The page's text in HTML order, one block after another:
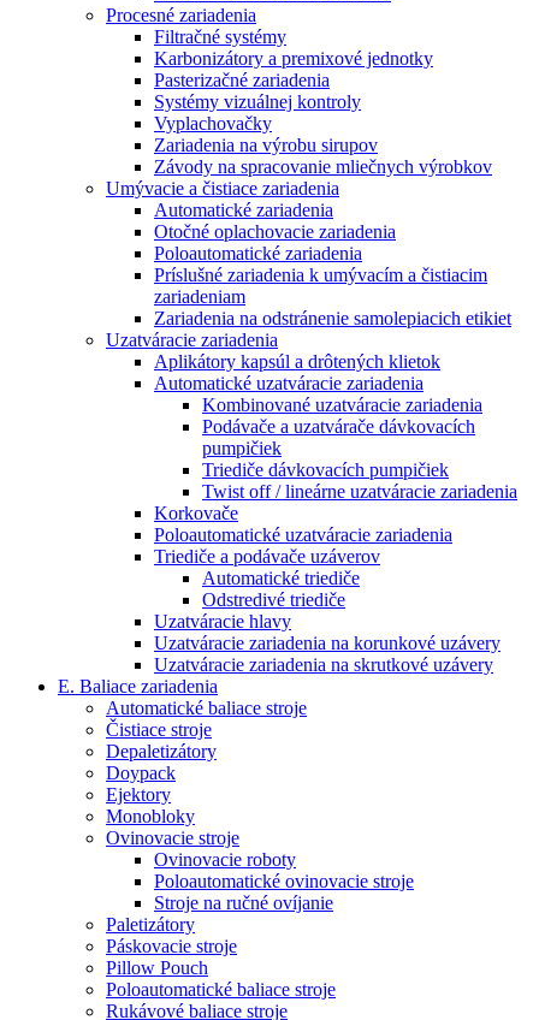
Procesné zariadenia
Filtračné systémy
Karbonizátory a premixové jednotky
Pasterizačné zariadenia
Systémy vizuálnej kontroly
Vyplachovačky
Zariadenia na výrobu sirupov
Závody na spracovanie mliečnych výrobkov
Umývacie a čistiace zariadenia
Automatické zariadenia
Otočné oplachovacie zariadenia
Poloautomatické zariadenia
Príslušné zariadenia k umývacím a čistiacim
zariadeniam
Zariadenia na odstránenie samolepiacich etikiet
Uzatváracie zariadenia
Aplikátory kapsúl a drôtených klietok
Automatické uzatváracie zariadenia
Kombinované uzatváracie zariadenia
Podávače a uzatvárače dávkovacích
pumpičiek
Triediče dávkovacích pumpičiek
Twist off / lineárne uzatváracie zariadenia
Korkovače
Poloautomatické uzatváracie zariadenia
Triediče a podávače uzáverov
Automatické triediče
Odstredivé triediče
Uzatváracie hlavy
Uzatváracie zariadenia na korunkové uzávery
Uzatváracie zariadenia na skrutkové uzávery
E. Baliace zariadenia
Automatické baliace stroje
Čistiace stroje
Depaletizátory
Doypack
Ejektory
Monobloky
Ovinovacie stroje
Ovinovacie roboty
Poloautomatické ovinovacie stroje
Stroje na ručné ovíjanie
Paletizátory
Páskovacie stroje
Pillow Pouch
Poloautomatické baliace stroje
Rukávové baliace stroje